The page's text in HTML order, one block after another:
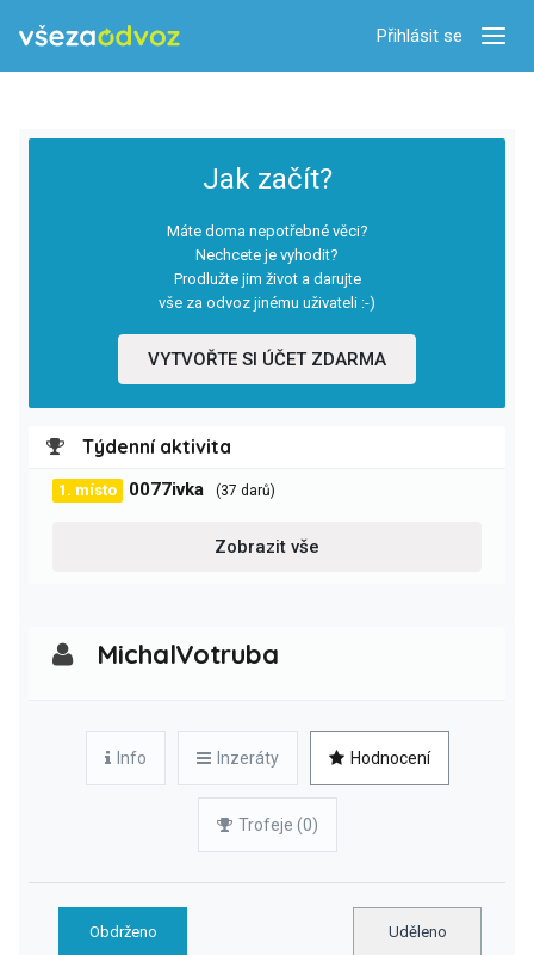
Přihlásit se
Jak začít?
Máte doma nepotřebné věci?
Nechcete je vyhodit?
Prodlužte jim život a darujte
vše za odvoz jinému uživateli :-)
VYTVOŘTE SI ÚČET ZDARMA
Týdenní aktivita
1. místo 0077ivka (37 darů)
Zobrazit vše
MichalVotruba
Info Inzeráty Hodnocení
Trofeje (0)
Obdrženo Uděleno